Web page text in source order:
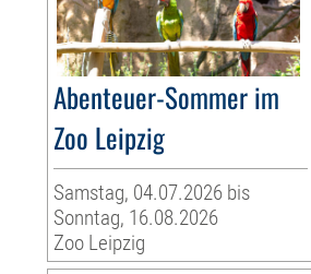
Abenteuer-Sommer im
Zoo Leipzig
Samstag, 04.07.2026 bis
Sonntag, 16.08.2026
Zoo Leipzig